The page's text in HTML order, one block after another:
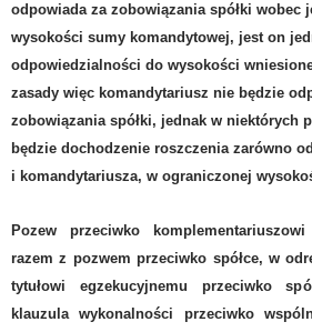
odpowiada za zobowiązania spółki wobec
wysokości sumy komandytowej, jest on
odpowiedzialności do wysokości
zasady więc komandytariusz nie będzie
zobowiązania spółki, jednak w niektórych
będzie dochodzenie roszczenia zarówno
i komandytariusza, w ograniczonej
Pozew przeciwko
razem z pozwem przeciwko spółce, w
tytułowi egzekucyjnemu przeciwko
klauzula wykonalności przeciwko